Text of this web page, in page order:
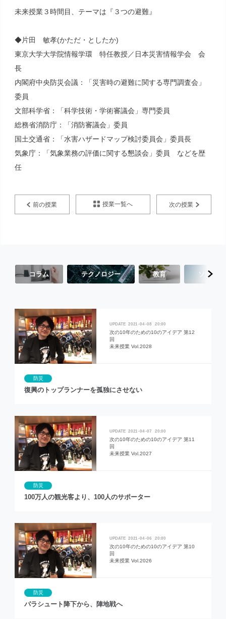
未来授業３時間目、テーマは『３つの避難』
◆片田 敏孝(かただ・としたか)
東京大学大学院情報学環 特任教授／日本災害情報学会 会
長
内閣府中央防災会議：「災害時の避難に関する専門調査会」
委員
文部科学省：「科学技術・学術審議会」専門委員
総務省消防庁：「消防審議会」委員
国土交通省：「水害ハザードマップ検討委員会」委員長
気象庁：「気象業務の評価に関する懇談会」委員 などを歴
任
前の授業 授業一覧へ 次の授業
コラム テクノロジー 教育 ソーシャ
2021 04 08 20:00
次の10年のための10のアイデア 第12
回
未来授業 Vol.2028
防災
復興のトップランナーを孤独にさせない
2021 04 07 20:00
次の10年のための10のアイデア 第11
回
未来授業 Vol.2027
防災
100万人の観光客より、100人のサポーター
2021 04 06 20:00
次の10年のための10のアイデア 第10
回
未来授業 Vol.2026
防災
パラシュート降下から、陣地戦へ